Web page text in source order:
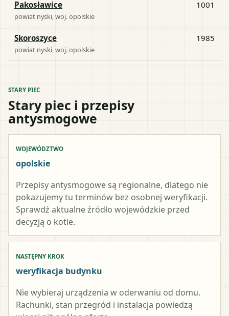
Pakosławice
powiat nyski , woj.opolskie
1001
Skoroszyce
powiat nyski , woj.opolskie
1985
STARY PIEC
Stary piec i przepisy
antysmogowe
WOJEWÓDZTWO
opolskie
Przepisy antysmogowe są regionalne, dlatego nie
pokazujemy tu terminów bez osobnej weryfikacji.
Sprawdź aktualne źródło wojewódzkie przed
decyzją o kotle.
NASTĘPNY KROK
weryfikacja budynku
Nie wybieraj urządzenia w oderwaniu od domu.
Rachunki, stan przegród i instalacja powiedzą